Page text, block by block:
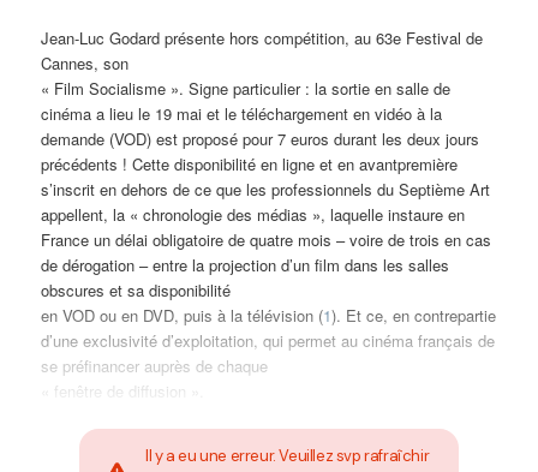
Jean-Luc Godard présente hors compétition, au 63e Festival de
Cannes, son
« Film Socialisme ». Signe particulier : la sortie en salle de
cinéma a lieu le 19 mai et le téléchargement en vidéo à la
demande (VOD) est proposé pour 7 euros durant les deux jours
précédents ! Cette disponibilité en ligne et en avantpremière
s’inscrit en dehors de ce que les professionnels du Septième Art
appellent, la « chronologie des médias », laquelle instaure en
France un délai obligatoire de quatre mois – voire de trois en cas
de dérogation – entre la projection d’un film dans les salles
obscures et sa disponibilité
en VOD ou en DVD, puis à la télévision (1). Et ce, en contrepartie
d’une exclusivité d’exploitation, qui permet au cinéma français de
se préfinancer auprès de chaque
« fenêtre de diffusion ».
Il y a eu une erreur. Veuillez svp rafraîchir